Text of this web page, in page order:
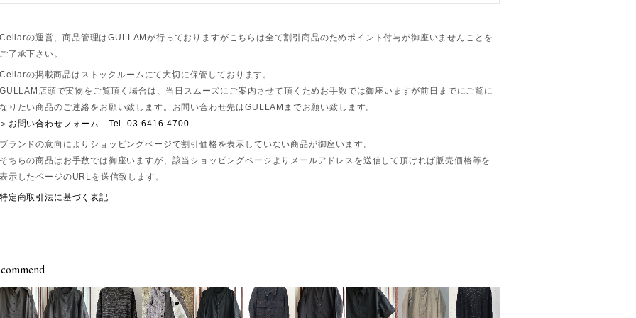
Cellarの運営、商品管理はGULLAMが行っておりますがこちらは全て割引商品のためポイント付与が御座いませんことを
ご了承下さい。
Cellarの掲載商品はストックルームにて大切に保管しております。
GULLAM店頭で実物をご覧頂く場合は、当日スムーズにご案内させて頂くためお手数では御座いますが前日までにご覧に
なりたい商品のご連絡をお願い致します。お問い合わせ先はGULLAMまでお願い致します。
＞お問い合わせフォーム
Tel. 03-6416-4700
ブランドの意向によりショッピングページで割引価格を表示していない商品が御座います。
そちらの商品はお手数では御座いますが、該当ショッピングページよりメールアドレスを送信して頂ければ販売価格等を
表示したページのURLを送信致します。
特定商取引法に基づく表記